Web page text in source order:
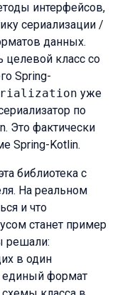
интерфейсов,
сериализации /
данных.
целевой класс со
Spring-
уже
по
Это фактически
Spring-Kotlin.
библиотека с
На реальном
и что
станет пример
решали:
в один
единый формат